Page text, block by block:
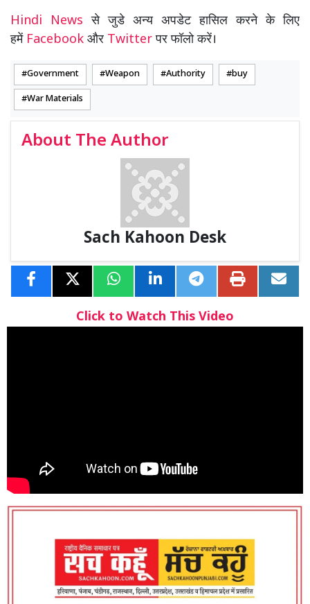
Hindi Newsसे जुडे अन्य अपडेट हासिल करने के लिए
हमें Facebook और Twitterपर फॉलो करें।
Government Weapon Authority buy
War Materials
About The Author
Sach Kahoon Desk
Click to Watch This Video